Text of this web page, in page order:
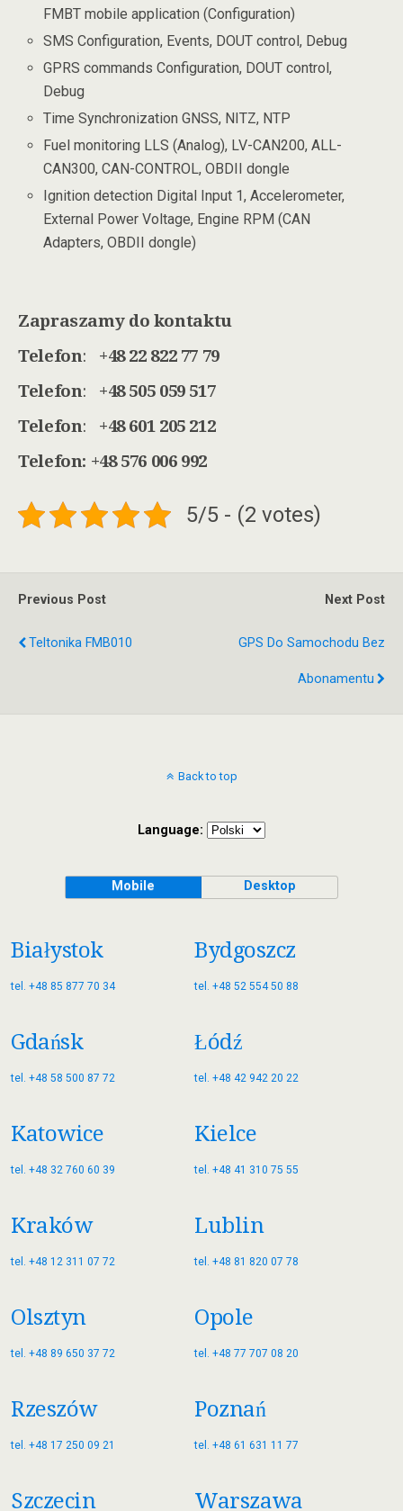
FMBT mobile application (Configuration)
SMS Configuration, Events, DOUT control, Debug
GPRS commands Configuration, DOUT control,
Debug
Time Synchronization GNSS, NITZ, NTP
Fuel monitoring LLS (Analog), LV-CAN200, ALL-
CAN300, CAN-CONTROL, OBDII dongle
Ignition detection Digital Input 1, Accelerometer,
External Power Voltage, Engine RPM (CAN
Adapters, OBDII dongle)
Zapraszamy do kontaktu
Telefon:
+48 22 822 77 79
Telefon:
+48 505 059 517
Telefon:
+48 601 205 212
Telefon: +48 576 006 992
5/5 - (2 votes)
Previous Post
Teltonika FMB010
Next Post
GPS Do Samochodu Bez
Abonamentu
Back to top
Language:
Mobile Desktop
Białystok
tel. +48 85 877 70 34
Bydgoszcz
tel. +48 52 554 50 88
Gdańsk
tel. +48 58 500 87 72
Łódź
tel. +48 42 942 20 22
Katowice
tel. +48 32 760 60 39
Kielce
tel. +48 41 310 75 55
Kraków
tel. +48 12 311 07 72
Lublin
tel. +48 81 820 07 78
Olsztyn
tel. +48 89 650 37 72
Opole
tel. +48 77 707 08 20
Rzeszów
tel. +48 17 250 09 21
Poznań
tel. +48 61 631 11 77
Szczecin Warszawa